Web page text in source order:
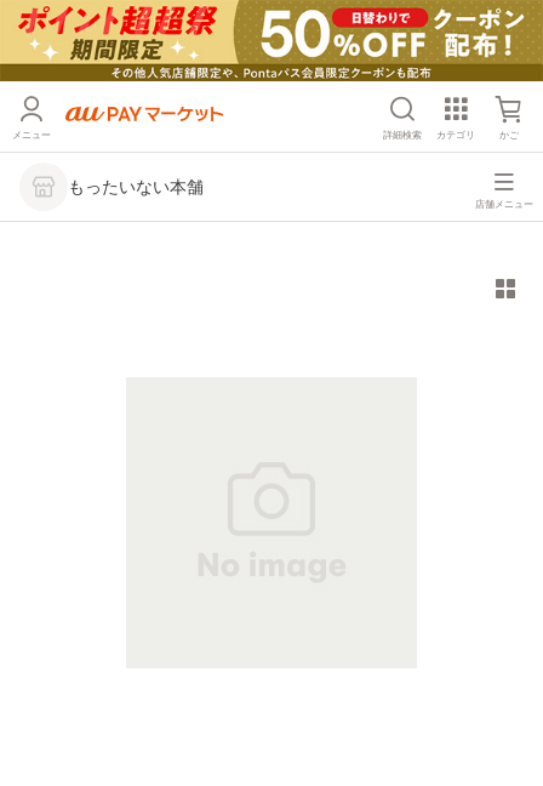
メニュー 詳細検索 カテゴリ かご
もったいない本舗
店舗メニュー